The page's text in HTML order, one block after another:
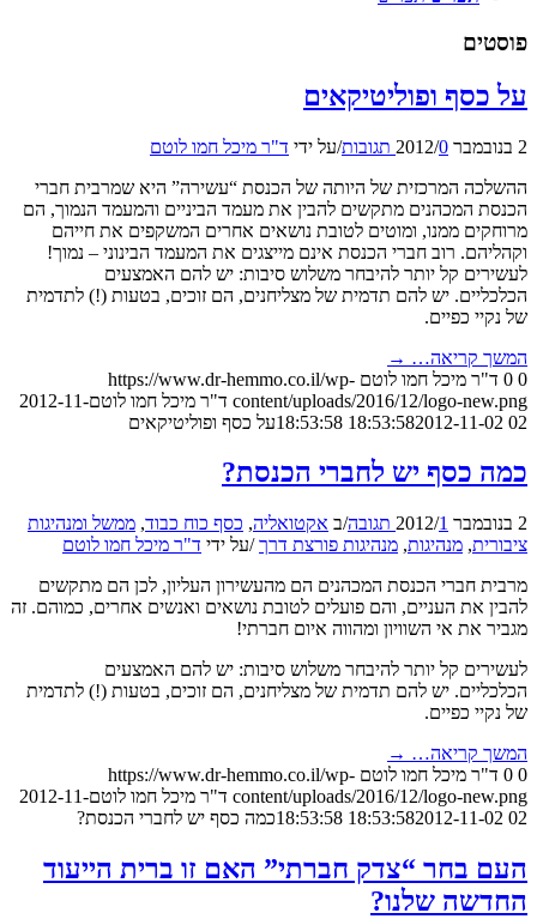
פוסטים
על כסף ופוליטיקאים
2 בנובמבר 2012 /0 תגובות /על ידי ד"ר מיכל חמו לוטם
ההשלכה המרכזית של היותה של הכנסת “עשירה” היא שמרבית חברי
הכנסת המכהנים מתקשים להבין את מעמד הביניים והמעמד הנמוך, הם
מרוחקים ממנו, ומוטים לטובת נושאים אחרים המשקפים את חייהם
וקהליהם. רוב חברי הכנסת אינם מייצגים את המעמד הבינוני – נמוך!
לעשירים קל יותר להיבחר משלוש סיבות: יש להם האמצעים
הכלכליים. יש להם תדמית של מצליחנים, הם זוכים, בטעות (!) לתדמית
של נקיי כפיים.
המשך קריאה… →
0
0 ד"ר מיכל חמו לוטם https://www.dr-hemmo.co.il/wp-
content/uploads/2016/12/logo-new.png ד"ר מיכל חמו לוטם2012-11-
02 18:53:58
2012-11-02 18:53:58 על כסף ופוליטיקאים
כמה כסף יש לחברי הכנסת?
2 בנובמבר 2012 /1 תגובה /ב אקטואליה, כסף כוח כבוד, ממשל ומנהיגות
ציבורית, מנהיגות, מנהיגות פורצת דרך /על ידי ד"ר מיכל חמו לוטם
מרבית חברי הכנסת המכהנים הם מהעשירון העליון, לכן הם מתקשים
להבין את העניים, והם פועלים לטובת נושאים ואנשים אחרים, כמוהם. זה
מגביר את אי השוויון ומהווה איום חברתי!
לעשירים קל יותר להיבחר משלוש סיבות: יש להם האמצעים
הכלכליים. יש להם תדמית של מצליחנים, הם זוכים, בטעות (!) לתדמית
של נקיי כפיים.
המשך קריאה… →
0
0 ד"ר מיכל חמו לוטם https://www.dr-hemmo.co.il/wp-
content/uploads/2016/12/logo-new.png ד"ר מיכל חמו לוטם2012-11-
02 18:53:58
2012-11-02 18:53:58 כמה כסף יש לחברי הכנסת?
העם בחר “צדק חברתי” האם זו ברית הייעוד
החדשה שלנו?